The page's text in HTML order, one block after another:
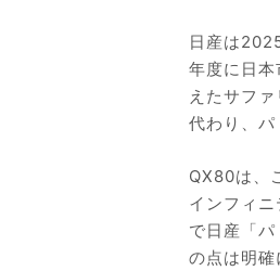
日産は
年度に日
えたサフ
代わり、パ
QX80は、
インフィ
で日産「
の点は明確